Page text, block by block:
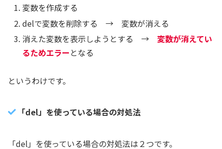
変数を作成する
delで変数を削除する → 変数が消える
消えた変数を表示しようとする →変数が消えてい
るためエラー となる
というわけです。
「del」を使っている場合の対処法
「del」を使っている場合の対処法は２つです。